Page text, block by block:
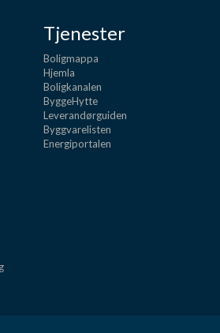
Tjenester
Boligmappa
Hjemla
Boligkanalen
ByggeHytte
Leverandørguiden
Byggvarelisten
Energiportalen